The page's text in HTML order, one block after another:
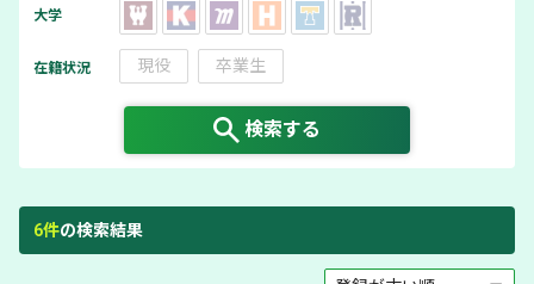
大学
在籍状況 現役 卒業生
検索する
6件の検索結果